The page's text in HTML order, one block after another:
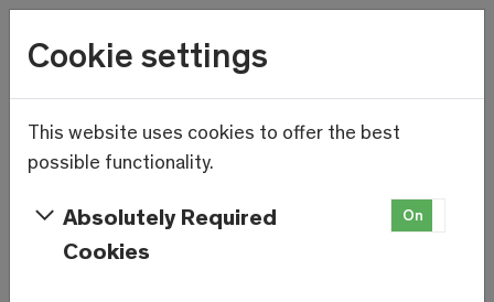
Skip to main content
19.9°C
Wetter
Dernières actualités
actuellement
Cookie settings
This website uses cookies to offer the best
possible functionality.
Absolutely Required
Cookies
On